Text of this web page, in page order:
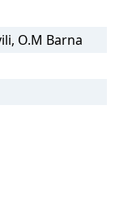
O.M Barna